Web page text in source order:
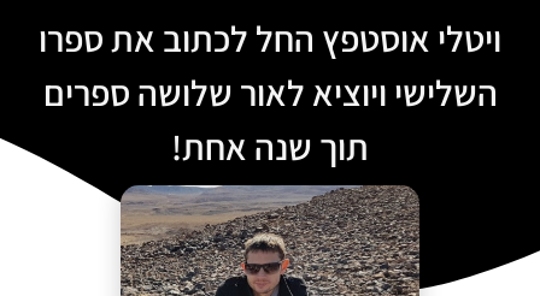
ויטלי אוסטפץ החל לכתוב את ספרו
השלישי ויוציא לאור שלושה ספרים
תוך שנה אחת!